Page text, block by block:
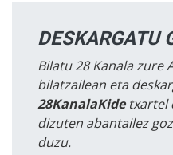
DESKARGATU
Bilatu 28 Kanala zure
bilatzailean eta
28KanalaKidetxartel
dizuten abantailez
duzu.